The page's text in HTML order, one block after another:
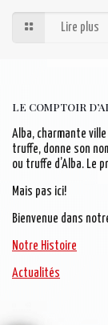
Lire plus
LE COMPTOIR
Alba, charmante
truffe, donne son
ou truffe d’Alba. Le
Mais pas ici!
Bienvenue dans
Notre Histoire
Actualités